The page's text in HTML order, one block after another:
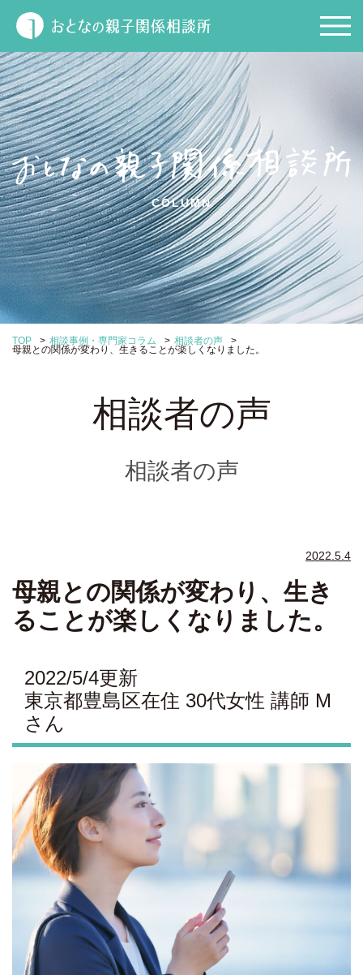
COLUMN
TOP > 相談事例・専門家コラム > 相談者の声
>
母親との関係が変わり、生きることが楽しくなりました。
相談者の声
相談者の声
2022.5.4
母親との関係が変わり、生き
ることが楽しくなりました。
2022/5/4更新
東京都豊島区在住 30代女性 講師 M
さん